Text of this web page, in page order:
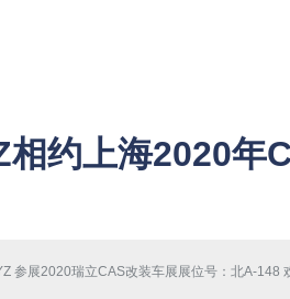
相约上海2020年
参展2020瑞立CAS改装车展展位号：北A-148